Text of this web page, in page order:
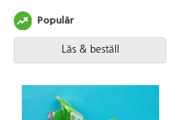
Läs & beställ
Populär